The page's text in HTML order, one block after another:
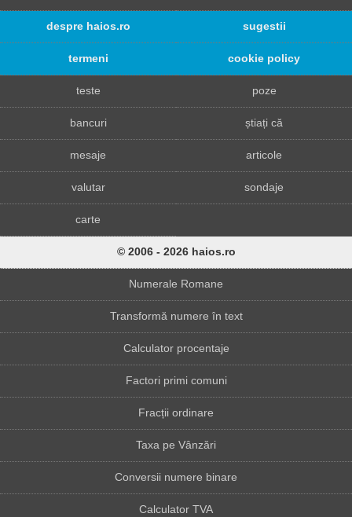
despre haios.ro sugestii
termeni cookie policy
teste poze
bancuri știați că
mesaje articole
valutar sondaje
carte
© 2006 - 2026 haios.ro
Numerale Romane
Transformă numere în text
Calculator procentaje
Factori primi comuni
Fracții ordinare
Taxa pe Vânzări
Conversii numere binare
Calculator TVA